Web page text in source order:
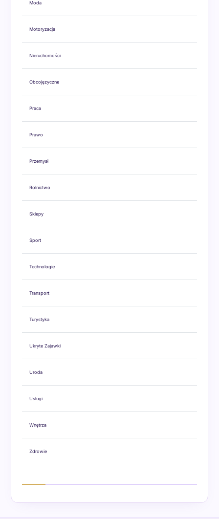
Moda
Motoryzacja
Nieruchomości
Obcojęzyczne
Praca
Prawo
Przemysł
Rolnictwo
Sklepy
Sport
Technologie
Transport
Turystyka
Ukryte Zajawki
Uroda
Usługi
Wnętrza
Zdrowie